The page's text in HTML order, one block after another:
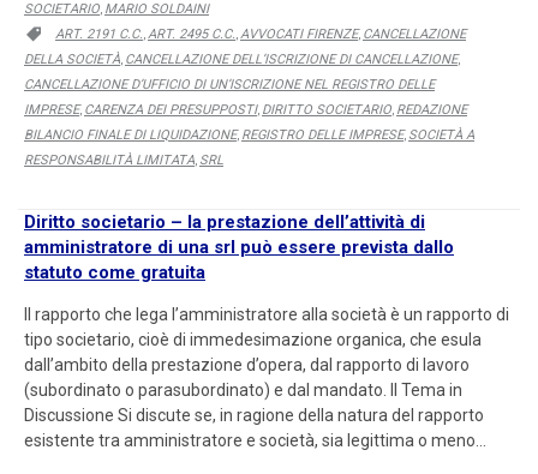
SOCIETARIO MARIO SOLDAINI

CATEGORY
ART. 2191 C.C. ART. 2495 C.C. AVVOCATI FIRENZE, CANCELLAZIONE
DELLA SOCIETÀ CANCELLAZIONE DELL’ISCRIZIONE DI CANCELLAZIONE,
CANCELLAZIONE D’UFFICIO DI UN’ISCRIZIONE NEL REGISTRO DELLE
IMPRESE, CARENZA DEI PRESUPPOSTI, DIRITTO SOCIETARIO REDAZIONE
BILANCIO FINALE DI LIQUIDAZIONE, REGISTRO DELLE IMPRESE, SOCIETÀ A
RESPONSABILITÀ LIMITATA SRL
Diritto societario – la prestazione dell’attività di
amministratore di una srl può essere prevista dallo
statuto come gratuita
Il rapporto che lega l’amministratore alla società è un rapporto di
tipo societario, cioè di immedesimazione organica, che esula
dall’ambito della prestazione d’opera, dal rapporto di lavoro
(subordinato o parasubordinato) e dal mandato. Il Tema in
Discussione Si discute se, in ragione della natura del rapporto
esistente tra amministratore e società, sia legittima o meno…